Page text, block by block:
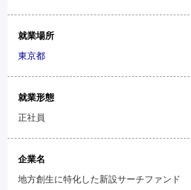
就業場所
東京都
就業形態
正社員
企業名
地方創生に特化した新設サーチファンド